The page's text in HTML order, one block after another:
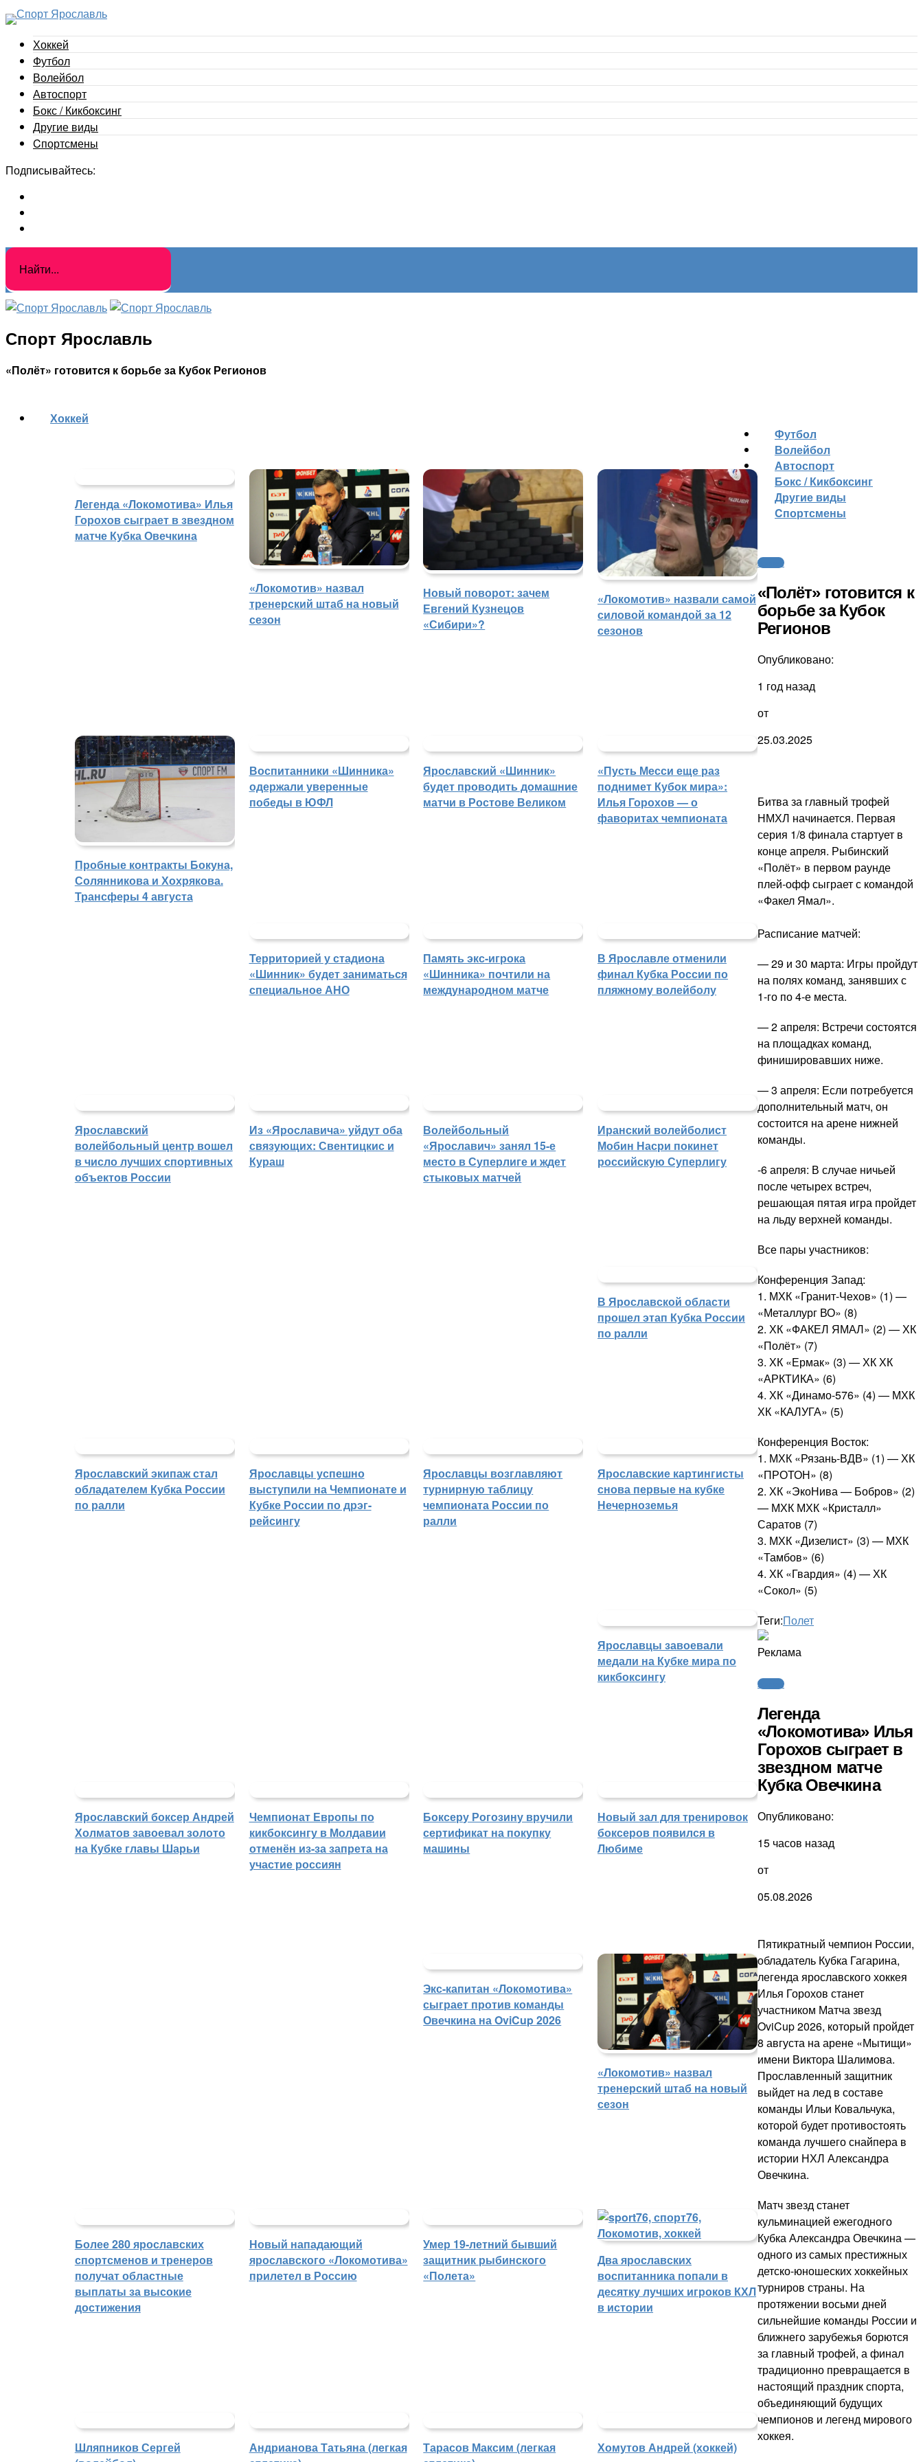
Хоккей
Футбол
Волейбол
Автоспорт
Бокс / Кикбоксинг
Другие виды
Cпортсмены
Подписывайтесь:
Спорт Ярославль
«Полёт» готовится к борьбе за Кубок Регионов
Хоккей
Легенда «Локомотива» Илья
Горохов сыграет в звездном
матче Кубка Овечкина
«Локомотив» назвал
тренерский штаб на новый
сезон
Новый поворот: зачем
Евгений Кузнецов
«Сибири»?
«Локомотив» назвали самой
силовой командой за 12
сезонов
Пробные контракты Бокуна,
Солянникова и Хохрякова.
Трансферы 4 августа
Футбол
Воспитанники «Шинника»
одержали уверенные
победы в ЮФЛ
Ярославский «Шинник»
будет проводить домашние
матчи в Ростове Великом
«Пусть Месси еще раз
поднимет Кубок мира»:
Илья Горохов — о
фаворитах чемпионата
Территорией у стадиона
«Шинник» будет заниматься
специальное АНО
Память экс-игрока
«Шинника» почтили на
международном матче
Волейбол
В Ярославле отменили
финал Кубка России по
пляжному волейболу
Ярославский
волейбольный центр вошел
в число лучших спортивных
объектов России
Из «Ярославича» уйдут оба
связующих: Свентицкис и
Кураш
Волейбольный
«Ярославич» занял 15-е
место в Суперлиге и ждет
стыковых матчей
Иранский волейболист
Мобин Насри покинет
российскую Суперлигу
Автоспорт
В Ярославской области
прошел этап Кубка России
по ралли
Ярославский экипаж стал
обладателем Кубка России
по ралли
Ярославцы успешно
выступили на Чемпионате и
Кубке России по дрэг-
рейсингу
Ярославцы возглавляют
турнирную таблицу
чемпионата России по
ралли
Ярославские картингисты
снова первые на кубке
Нечерноземья
Бокс / Кикбоксинг
Ярославцы завоевали
медали на Кубке мира по
кикбоксингу
Ярославский боксер Андрей
Холматов завоевал золото
на Кубке главы Шарьи
Чемпионат Европы по
кикбоксингу в Молдавии
отменён из-за запрета на
участие россиян
Боксеру Рогозину вручили
сертификат на покупку
машины
Новый зал для тренировок
боксеров появился в
Любиме
Другие виды
Экс-капитан «Локомотива»
сыграет против команды
Овечкина на OviCup 2026
«Локомотив» назвал
тренерский штаб на новый
сезон
Более 280 ярославских
спортсменов и тренеров
получат областные
выплаты за высокие
достижения
Новый нападающий
ярославского «Локомотива»
прилетел в Россию
Умер 19-летний бывший
защитник рыбинского
«Полета»
Cпортсмены
Два ярославских
воспитанника попали в
десятку лучших игроков КХЛ
в истории
Шляпников Сергей
Андрианова Татьяна (легкая
Тарасов Максим (легкая
Хомутов Андрей (хоккей)
Хоккей
«Полёт» готовится к
борьбе за Кубок
Регионов
Опубликовано:
1 год назад
от
25.03.2025
Битва за главный трофей
НМХЛ начинается. Первая
серия 1/8 финала стартует в
конце апреля. Рыбинский
«Полёт» в первом раунде
плей-офф сыграет с командой
«Факел Ямал».
Расписание матчей:
— 29 и 30 марта: Игры пройдут
на полях команд, занявших с
1-го по 4-е места.
— 2 апреля: Встречи состоятся
на площадках команд,
финишировавших ниже.
— 3 апреля: Если потребуется
дополнительный матч, он
состоится на арене нижней
команды.
-6 апреля: В случае ничьей
после четырех встреч,
решающая пятая игра пройдет
на льду верхней команды.
Все пары участников:
Конференция Запад:
1. МХК «Гранит-Чехов» (1) —
«Металлург ВО» (8)
2. ХК «ФАКЕЛ ЯМАЛ» (2) — ХК
«Полёт» (7)
3. ХК «Ермак» (3) — ХК ХК
«АРКТИКА» (6)
4. ХК «Динамо-576» (4) — МХК
ХК «КАЛУГА» (5)
Конференция Восток:
1. МХК «Рязань-ВДВ» (1) — ХК
«ПРОТОН» (8)
2. ХК «ЭкоНива — Бобров» (2)
— МХК МХК «Кристалл»
Саратов (7)
3. МХК «Дизелист» (3) — МХК
«Тамбов» (6)
4. ХК «Гвардия» (4) — ХК
«Сокол» (5)
Теги:Полет
Реклама
Хоккей
Легенда
«Локомотива» Илья
Горохов сыграет в
звездном матче
Кубка Овечкина
Опубликовано:
15 часов назад
от
05.08.2026
Пятикратный чемпион России,
обладатель Кубка Гагарина,
легенда ярославского хоккея
Илья Горохов станет
участником Матча звезд
OviCup 2026, который пройдет
8 августа на арене «Мытищи»
имени Виктора Шалимова.
Прославленный защитник
выйдет на лед в составе
команды Ильи Ковальчука,
которой будет противостоять
команда лучшего снайпера в
истории НХЛ Александра
Овечкина.
Матч звезд станет
кульминацией ежегодного
Кубка Александра Овечкина —
одного из самых престижных
детско-юношеских хоккейных
турниров страны. На
протяжении восьми дней
сильнейшие команды России и
ближнего зарубежья борются
за главный трофей, а финал
традиционно превращается в
настоящий праздник спорта,
объединяющий будущих
чемпионов и легенд мирового
хоккея.